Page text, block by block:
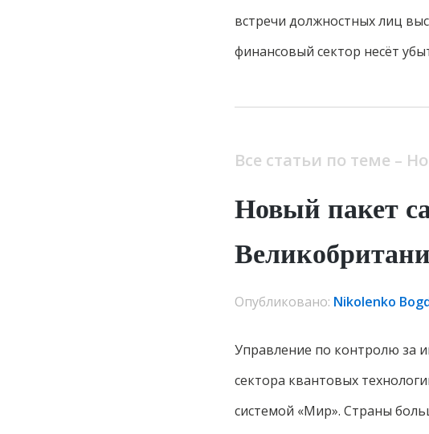
встречи должностных лиц
финансовый сектор несёт
Все статьи по теме –
Новый пакет
Опубликовано: Nikolenko
Управление по контролю за
сектора квантовых
системой «Мир». Страны